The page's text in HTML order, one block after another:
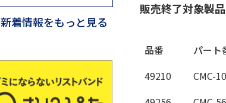
販売終了対象製品
品番 パート
49210
CMC-
新着情報をもっと見る